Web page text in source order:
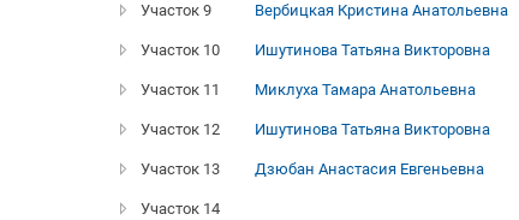
Участок 9 Вербицкая Кристина Анатольевна
Участок 10 Ишутинова Татьяна Викторовна
Участок 11 Миклуха Тамара Анатольевна
Участок 12 Ишутинова Татьяна Викторовна
Участок 13 Дзюбан Анастасия Евгеньевна
Участок 14